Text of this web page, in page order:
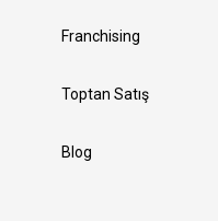
Franchising
Toptan Satış
Blog